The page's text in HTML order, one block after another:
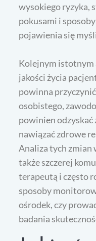
wysokiego ryzyka,
pokusami i
pojawienia się
Kolejnym istotnym
jakości życia
powinna
osobistego,
powinien
nawiązać zdrowe
Analiza tych zmian
także szczerej
terapeutą i często
sposoby
ośrodek, czy
badania